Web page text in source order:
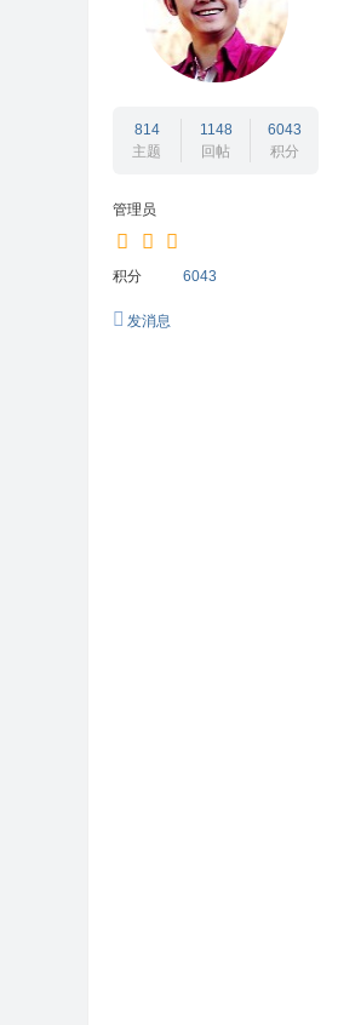
814
主题
1148
回帖
6043
积分
管理员
积分 6043
发消息